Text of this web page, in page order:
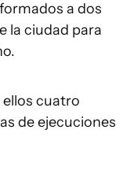
a dos
la ciudad para
ellos cuatro
de ejecuciones